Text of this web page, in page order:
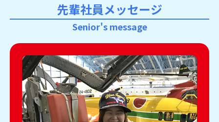
先輩社員メッセージ
Senior's message